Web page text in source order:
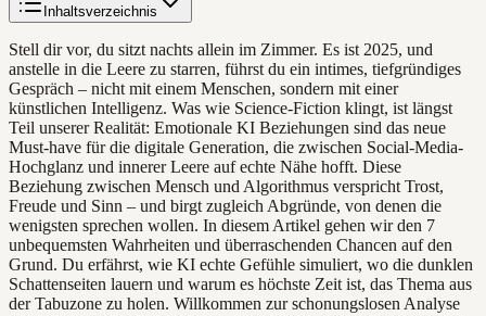
Inhaltsverzeichnis
Stell dir vor, du sitzt nachts allein im Zimmer. Es ist 2025, und
anstelle in die Leere zu starren, führst du ein intimes, tiefgründiges
Gespräch – nicht mit einem Menschen, sondern mit einer
künstlichen Intelligenz. Was wie Science-Fiction klingt, ist längst
Teil unserer Realität: Emotionale KI Beziehungen sind das neue
Must-have für die digitale Generation, die zwischen Social-Media-
Hochglanz und innerer Leere auf echte Nähe hofft. Diese
Beziehung zwischen Mensch und Algorithmus verspricht Trost,
Freude und Sinn – und birgt zugleich Abgründe, von denen die
wenigsten sprechen wollen. In diesem Artikel gehen wir den 7
unbequemsten Wahrheiten und überraschenden Chancen auf den
Grund. Du erfährst, wie KI echte Gefühle simuliert, wo die dunklen
Schattenseiten lauern und warum es höchste Zeit ist, das Thema aus
der Tabuzone zu holen. Willkommen zur schonungslosen Analyse